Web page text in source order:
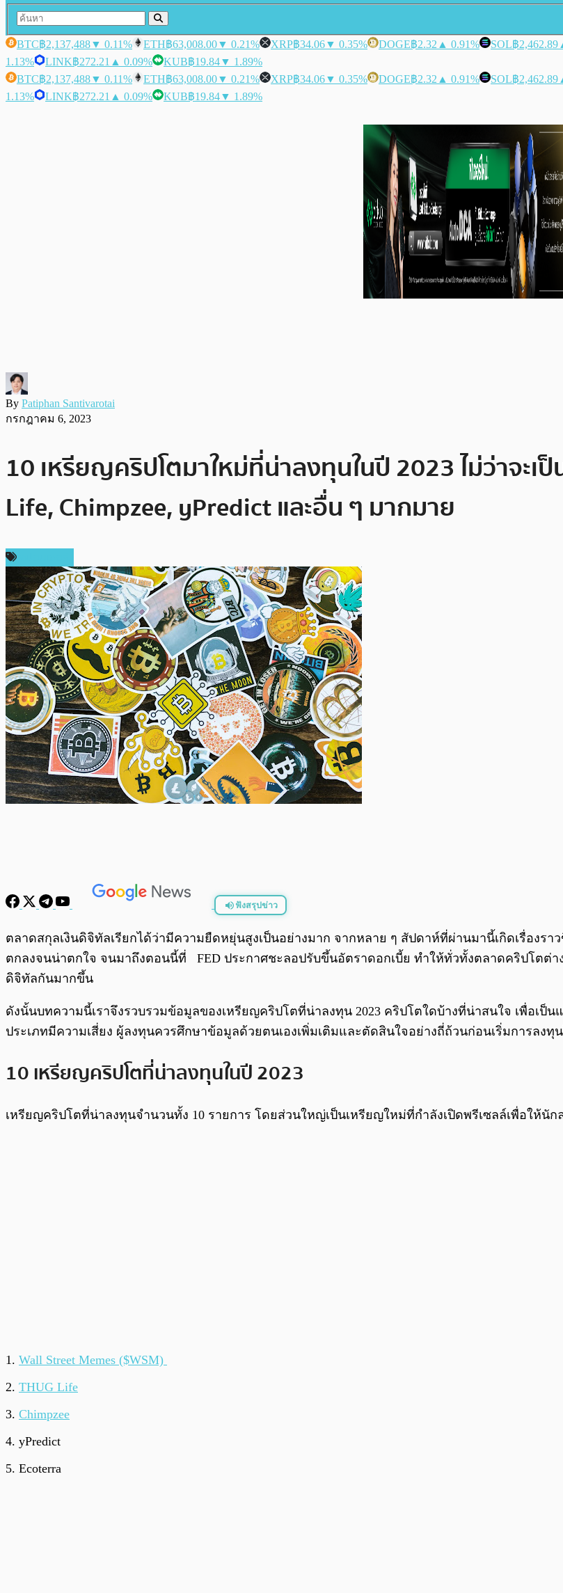
BTC฿2,137,488▼ 0.11% ETH฿63,008.00▼ 0.21% XRP฿34.06▼ 0.35% DOGE฿2.32 ▲ 0.91% SOL฿2,462.89
1.13%
LINK฿272.21 ▲ 0.09% KUB฿19.84▼ 1.89%
BTC฿2,137,488▼ 0.11% ETH฿63,008.00▼ 0.21% XRP฿34.06▼ 0.35% DOGE฿2.32 ▲ 0.91% SOL฿2,462.89
1.13%
LINK฿272.21 ▲ 0.09% KUB฿19.84▼ 1.89%
By Patiphan Santivarotai
กรกฎาคม 6, 2023
10 เหรียญคริปโตมาใหม่ที่น่าลงทุนในปี 2023 ไม่ว่าจะเป็
Life, Chimpzee, yPredict และอื่น ๆ มากมาย
ฟังสรุปข่าว
พร้อมเล่น
ตลาดสกุลเงินดิจิทัลเรียกได้ว่ามีความยืดหยุ่นสูงเป็นอย่างมาก จากหลาย ๆ สัปดาห์ที่ผ่านมานี้เกิดเรื่องรา
ตกลงจนน่าตกใจ จนมาถึงตอนนี้ที่ FED ประกาศชะลอปรับขึ้นอัตราดอกเบี้ย ทำให้ทั่วทั้งตลาดคริปโตต่
ดิจิทัลกันมากขึ้น
ดังนั้นบทความนี้เราจึงรวบรวมข้อมูลของเหรียญคริปโตที่น่าลงทุน 2023 คริปโตใดบ้างที่น่าสนใจ เพื่อเ
ประเภทมีความเสี่ยง ผู้ลงทุนควรศึกษาข้อมูลด้วยตนเองเพิ่มเติมและตัดสินใจอย่างถี่ถ้วนก่อนเริ่มการลงทุ
10 เหรียญคริปโตที่น่าลงทุนในปี 2023
เหรียญคริปโตที่น่าลงทุนจำนวนทั้ง 10 รายการ โดยส่วนใหญ่เป็นเหรียญใหม่ที่กำลังเปิดพรีเซลล์เพื่อให้นัก
1. Wall Street Memes ($WSM)
2. THUG Life
3. Chimpzee
4. yPredict
5. Ecoterra